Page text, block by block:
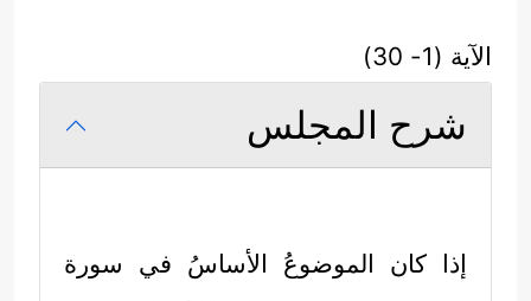
الآية (1- 30)
شرح المجلس
إذا كان الموضوعُ الأساسُ في سورة